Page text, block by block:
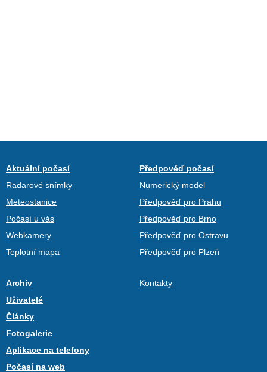
Aktuální počasí
Radarové snímky
Meteostanice
Počasí u vás
Webkamery
Teplotní mapa
Předpověď počasí
Numerický model
Předpověď pro Prahu
Předpověď pro Brno
Předpověď pro Ostravu
Předpověď pro Plzeň
Archiv
Uživatelé
Články
Fotogalerie
Aplikace na telefony
Počasí na web
Kontakty